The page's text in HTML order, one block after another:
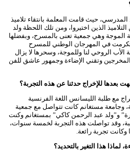
حيث قامت المعلمة بانتقاء تلاميذ
الذين اختيروا، ومن تلك اللحظة ولد
وهي جمعية تعنى بالمسرح، وبفضلها
في المهرجان الوطني للمسرح
الروحي لنا وللموجة، وسحرها لا يزال
وتقني الإضاءة وجمهور عاشق للفن
بعدها للإخراج حدثنا عن هذه التجربة؟
مع طلبة الليسانس اللغة الفرنسية
وجامعة مستغانم كانت تتواصل مع جمعية
و”ولد عبد الرحمن كاكي” بمستغانم وكنت
وقد تواصلت هذه التجربة لخمسة سنوات،
تجربة رائعة.
لماذا هذا التغير بالتحديد؟